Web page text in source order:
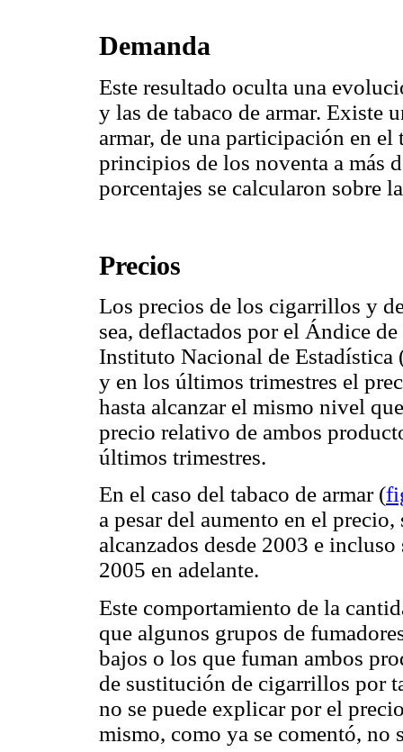
Demanda
Este resultado oculta una
y las de tabaco de armar. Existe
armar, de una participación en
principios de los noventa a más
porcentajes se calcularon sobre
Precios
Los precios de los cigarrillos y
sea, deflactados por el Ándice
Instituto Nacional de
y en los últimos trimestres el
hasta alcanzar el mismo nivel
precio relativo de ambos
últimos trimestres.
En el caso del tabaco de armar (
a pesar del aumento en el
alcanzados desde 2003 e
2005 en adelante.
Este comportamiento de la
que algunos grupos de
bajos o los que fuman ambos
de sustitución de cigarrillos por
no se puede explicar por el
mismo, como ya se comentó,